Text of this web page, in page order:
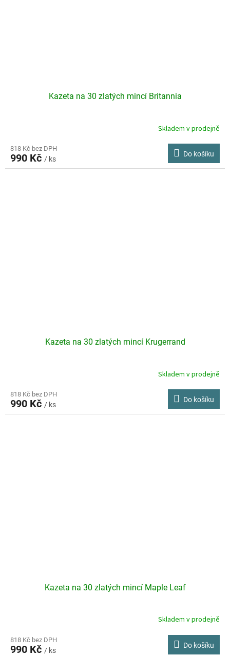
Kazeta na 30 zlatých mincí Britannia
Skladem v prodejně
818 Kč bez DPH
990 Kč / ks
Do košíku
Kazeta na 30 zlatých mincí Krugerrand
Skladem v prodejně
818 Kč bez DPH
990 Kč / ks
Do košíku
Kazeta na 30 zlatých mincí Maple Leaf
Skladem v prodejně
818 Kč bez DPH
990 Kč / ks
Do košíku